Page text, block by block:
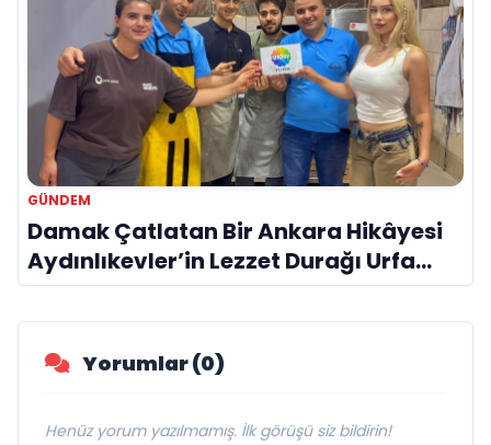
GÜNDEM
Damak Çatlatan Bir Ankara Hikâyesi
Aydınlıkevler’in Lezzet Durağı Urfa
Damak
Yorumlar (0)
Henüz yorum yazılmamış. İlk görüşü siz bildirin!